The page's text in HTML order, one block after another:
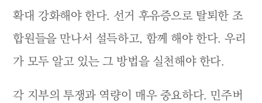
확대 강화해야 한다. 선거 후유증으로 탈퇴한 조
합원들을 만나서 설득하고, 함께 해야 한다. 우리
가 모두 알고 있는 그 방법을 실천해야 한다.
각 지부의 투쟁과 역량이 매우 중요하다. 민주버